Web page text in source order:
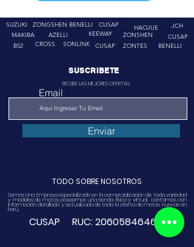
SUZUKI
ZONGSHEN
MAKIBA
AZELLI
BENELLI
CUSAP
KEEWAY
B52
CROSS SONLINK CUSAP
HAOJUE
JCH
ZONSHEN
ZONTES
CUSAP
BENELLI
SUSCRIBETE
RECIBE LAS MEJORES OFERTAS
Email
Enviar
TODO SOBRE NOSOTROS
Somos Una Empresa especializado en la comercialización de toda variedad
y modelos de motos, poseemos una tienda física y virtual. contamos con
información detallada y actualizada de toda la oferta de motos nuevas en
Perú.
CUSAP RUC:20605846468